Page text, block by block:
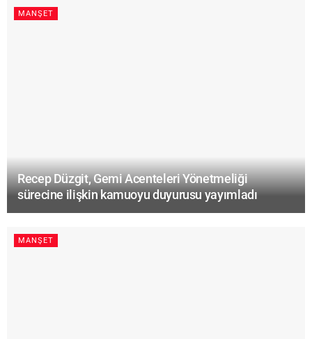
MANŞET
Recep Düzgit, Gemi Acenteleri Yönetmeliği
sürecine ilişkin kamuoyu duyurusu yayımladı
MANŞET